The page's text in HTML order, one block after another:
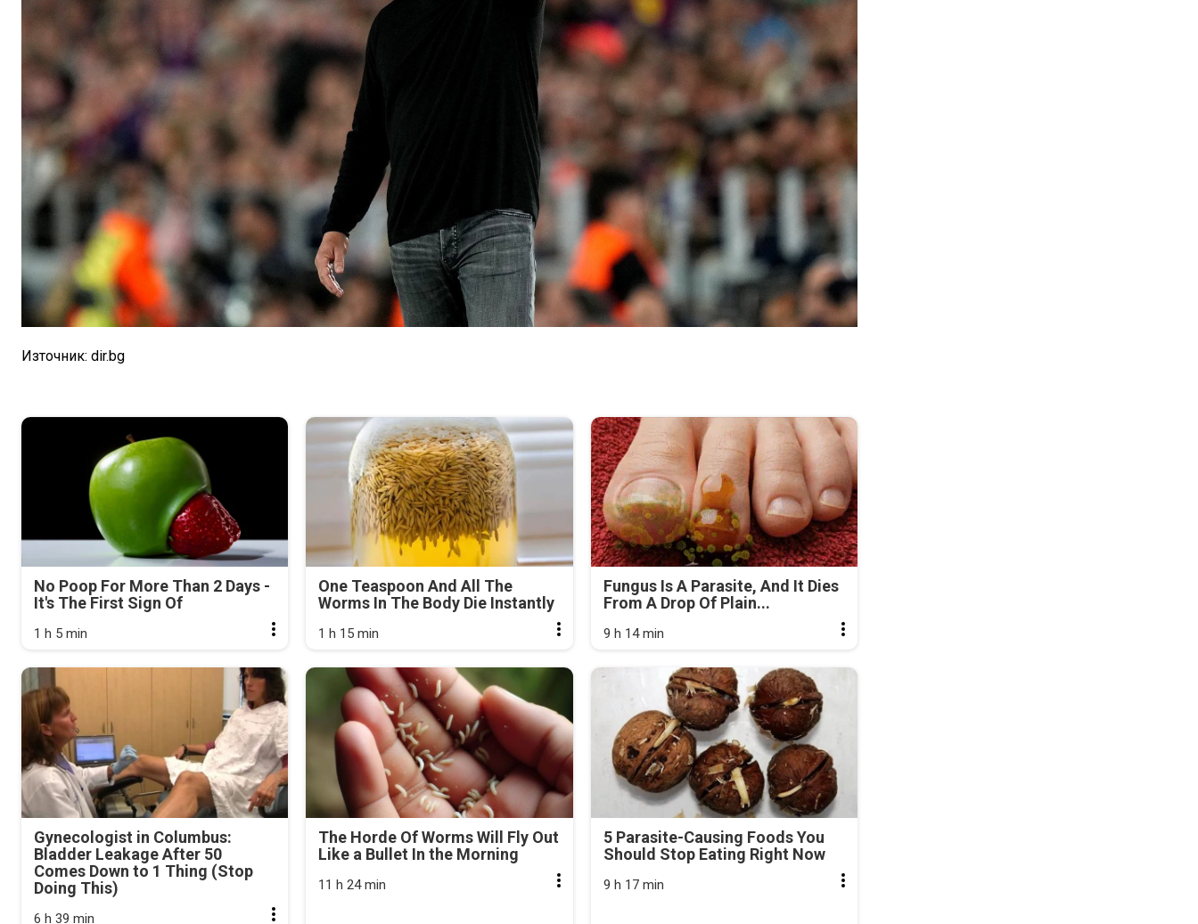
Източник: dir.bg
No Poop For More Than 2 Days -
It's The First Sign Of
1 h 5 min
One Teaspoon And All The
Worms In The Body Die Instantly
1 h 15 min
Fungus Is A Parasite, And It Dies
From A Drop Of Plain...
9 h 14 min
Gynecologist in Columbus:
Bladder Leakage After 50
Comes Down to 1 Thing (Stop
Doing This)
6 h 39 min
The Horde Of Worms Will Fly Out
Like a Bullet In the Morning
11 h 24 min
5 Parasite-Causing Foods You
Should Stop Eating Right Now
9 h 17 min